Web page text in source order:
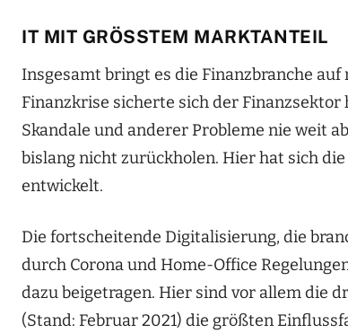
IT MIT GRÖSSTEM MARKTANTEIL
Insgesamt bringt es die Finanzbranche
Finanzkrise sicherte sich der Finanzsektor
Skandale und anderer Probleme nie weit
bislang nicht zurückholen. Hier hat sich
entwickelt.
Die fortscheitende Digitalisierung, die
durch Corona und Home-Office
dazubeigetragen. Hier sind vor allem die
(Stand: Februar 2021) die größten